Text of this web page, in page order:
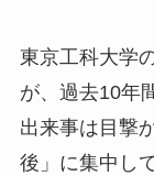
東京工科大学
が、過去10年
出来事は目撃
後」に集中し